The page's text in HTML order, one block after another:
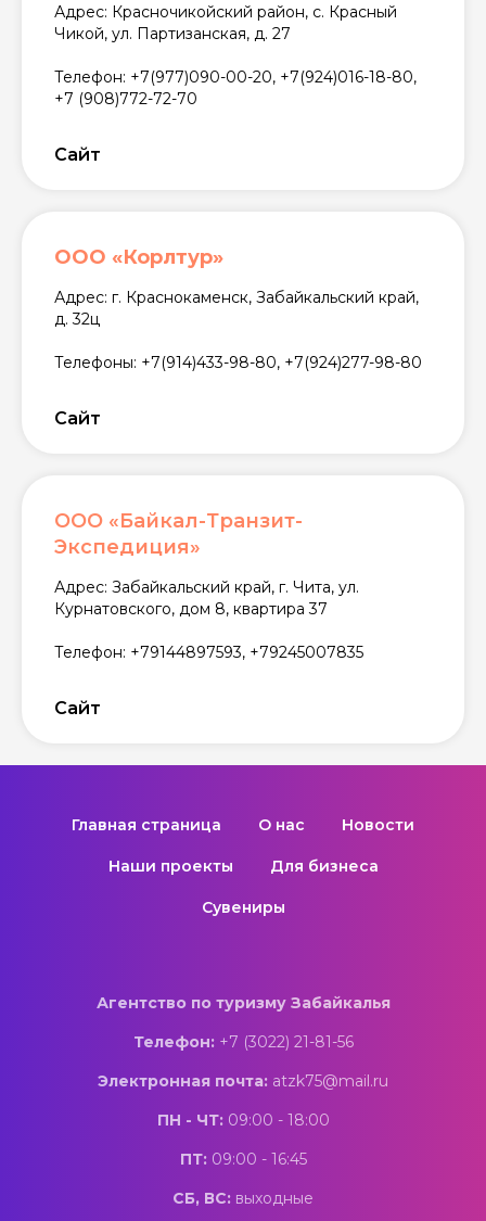
Адрес: Красночикойский район, с. Красный
Чикой, ул. Партизанская, д. 27
Телефон: +7(977)090-00-20, +7(924)016-18-80,
+7 (908)772-72-70
Сайт
ООО «Корлтур»
Адрес: г. Краснокаменск, Забайкальский край,
д. 32ц
Телефоны: +7(914)433-98-80, +7(924)277-98-80
Сайт
ООО «Байкал-Транзит-
Экспедиция»
Адрес: Забайкальский край, г. Чита, ул.
Курнатовского, дом 8, квартира 37
Телефон: +79144897593, +79245007835
Сайт
Главная страница О нас Новости
Наши проекты Для бизнеса
Сувениры
Агентство по туризму Забайкалья
Телефон:+7 (3022) 21-81-56
Электронная почта: atzk75@mail.ru
ПН - ЧТ:09:00 - 18:00
ПТ:09:00 - 16:45
СБ, ВС: выходные